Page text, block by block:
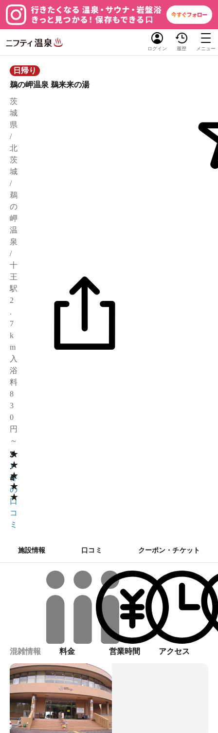
ログイン 履歴 メニュー
日帰り
鵜の岬温泉 鵜来来の湯
茨
城
県
/
北
茨
城
/
鵜
の
岬
温
泉
/
十
王
駅
2
.
7
k
m
入
浴
料
8
3
0
円
～
★
★
★
★
★
3
.
4
2
1
件
の
口
コ
ミ
施設情報 口コミ クーポン・チケット
混雑情報 料金 営業時間 アクセス